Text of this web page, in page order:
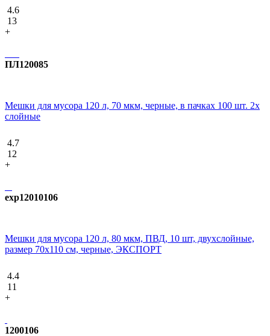
4.6
13
+
ПЛ120085
Мешки для мусора 120 л, 70 мкм, черные, в пачках 100 шт. 2х
слойные
4.7
12
+
exp12010106
Мешки для мусора 120 л, 80 мкм, ПВД, 10 шт, двухслойные,
размер 70х110 см, черные, ЭКСПОРТ
4.4
11
+
1200106